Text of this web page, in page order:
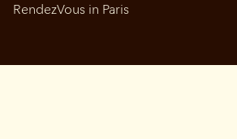
RendezVous in Paris